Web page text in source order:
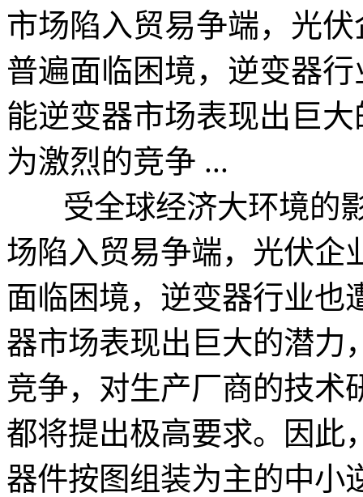
市场陷入贸易争端，光
普遍面临困境，逆变器
能逆变器市场表现出巨
为激烈的竞争 ...
受全球经济大环境的影
场陷入贸易争端，光伏企
面临困境，逆变器行业也
器市场表现出巨大的潜力
竞争，对生产厂商的技术
都将提出极高要求。因此
器件按图组装为主的中小